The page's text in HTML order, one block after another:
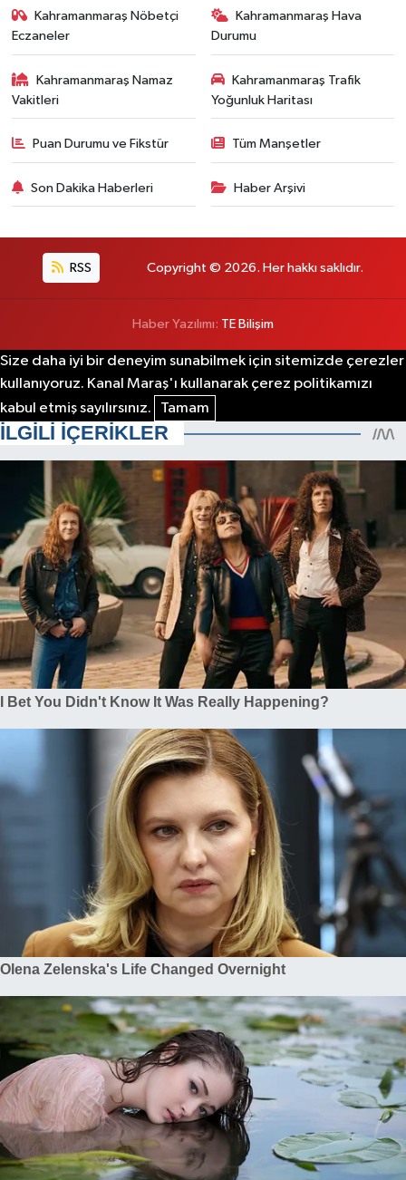
Kahramanmaraş Nöbetçi
Eczaneler
Kahramanmaraş Hava
Durumu
Kahramanmaraş Namaz
Vakitleri
Kahramanmaraş Trafik
Yoğunluk Haritası
Puan Durumu ve Fikstür Tüm Manşetler
Son Dakika Haberleri Haber Arşivi
RSS Copyright © 2026. Her hakkı saklıdır.
Haber Yazılımı: TE Bilişim
Size daha iyi bir deneyim sunabilmek için sitemizde çerezler
kullanıyoruz. Kanal Maraş'ı kullanarak çerez politikamızı
kabul etmiş sayılırsınız.
Tamam